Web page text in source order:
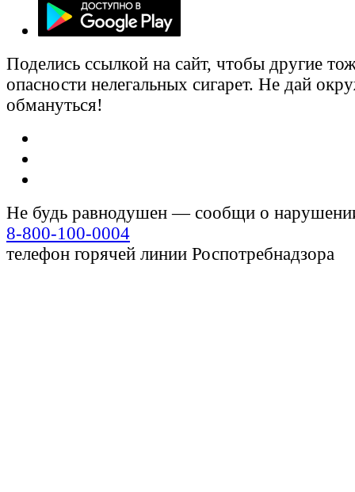
Поделись ссылкой на сайт, чтобы другие
опасности нелегальных сигарет. Не дай
обмануться!
Не будь равнодушен — сообщи о
8-800-100-0004
телефон горячей линии Роспотребнадзора